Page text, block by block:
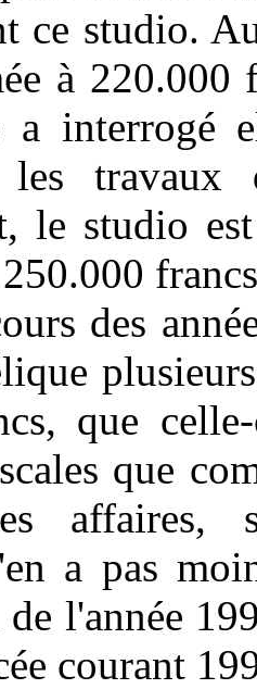
ce studio.
à
a interrogé
les travaux
le studio
des
que
que
affaires,
a pas
l'année
courant